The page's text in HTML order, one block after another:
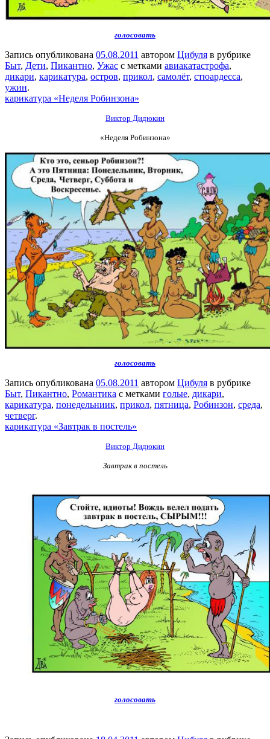
голосовать
Запись опубликована 05.08.2011 автором Цибуля в рубрике
Быт, Дети, Пикантно, Ужас с метками авиакатастрофа,
дикари, карикатура, остров, прикол, самолёт, стюардесса,
ужин.
карикатура «Неделя Робинзона»
Виктор Дидюкин
«Неделя Робинзона»
голосовать
Запись опубликована 05.08.2011 автором Цибуля в рубрике
Быт, Пикантно, Романтика с метками голые, дикари,
карикатура, понедельниик, прикол, пятница, Робинзон, среда,
четверг.
карикатура «Завтрак в постель»
Виктор Дидюкин
Завтрак в постель
голосовать